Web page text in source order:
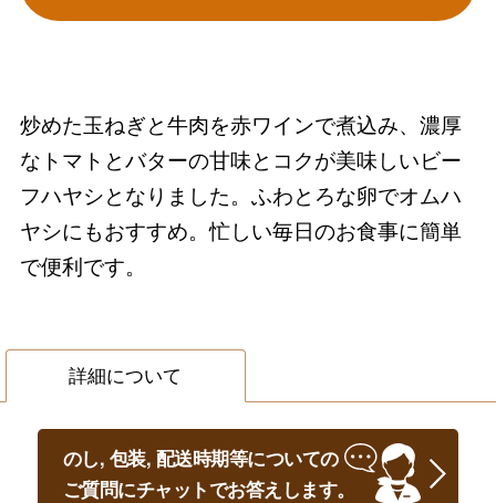
炒めた玉ねぎと牛肉を赤ワインで煮込み、濃厚
なトマトとバターの甘味とコクが美味しいビー
フハヤシとなりました。ふわとろな卵でオムハ
ヤシにもおすすめ。忙しい毎日のお食事に簡単
で便利です。
詳細について
のし, 包装, 配送時期等についての
ご質問にチャットでお答えします。